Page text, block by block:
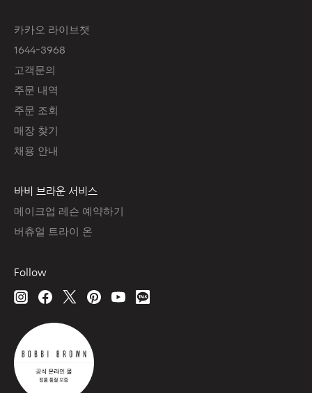
카카오 라이브챗
1644-3968
고객문의
주문 내역
주문 조회
매장 찾기
채용 안내
바비 브라운 서비스
메이크업 레슨 예약하기
버츄얼 트라이 온
Follow